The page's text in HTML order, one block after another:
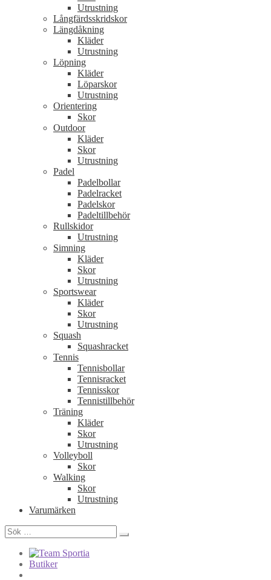
Utrustning
Långfärdsskridskor
Längdåkning
Kläder
Utrustning
Löpning
Kläder
Löparskor
Utrustning
Orientering
Skor
Outdoor
Kläder
Skor
Utrustning
Padel
Padelbollar
Padelracket
Padelskor
Padeltillbehör
Rullskidor
Utrustning
Simning
Kläder
Skor
Utrustning
Sportswear
Kläder
Skor
Utrustning
Squash
Squashracket
Tennis
Tennisbollar
Tennisracket
Tennisskor
Tennistillbehör
Träning
Kläder
Skor
Utrustning
Volleyboll
Skor
Walking
Skor
Utrustning
Varumärken
Sök
efter:
Butiker